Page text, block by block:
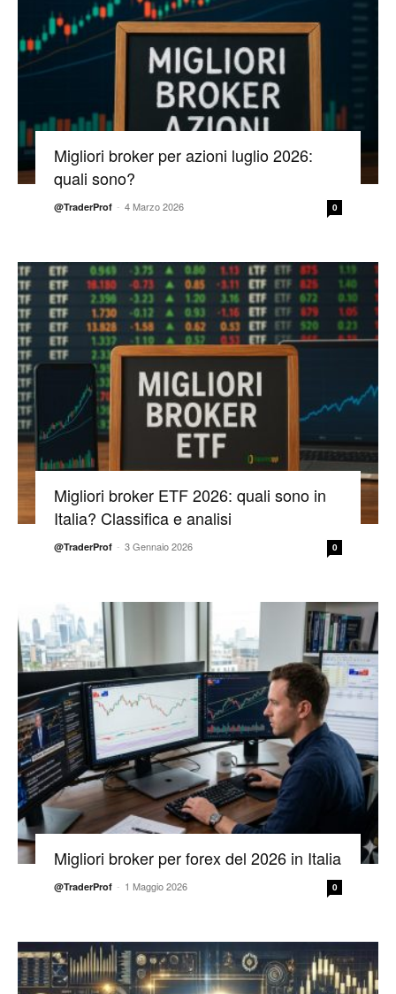
Migliori broker per azioni luglio 2026:
quali sono?
@TraderProf - 4 Marzo 2026 0
Migliori broker ETF 2026: quali sono in
Italia? Classifica e analisi
@TraderProf - 3 Gennaio 2026 0
Migliori broker per forex del 2026 in Italia
@TraderProf - 1 Maggio 2026 0